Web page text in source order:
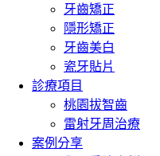
牙齒矯正
隱形矯正
牙齒美白
瓷牙貼片
診療項目
桃園拔智齒
雷射牙周治療
案例分享